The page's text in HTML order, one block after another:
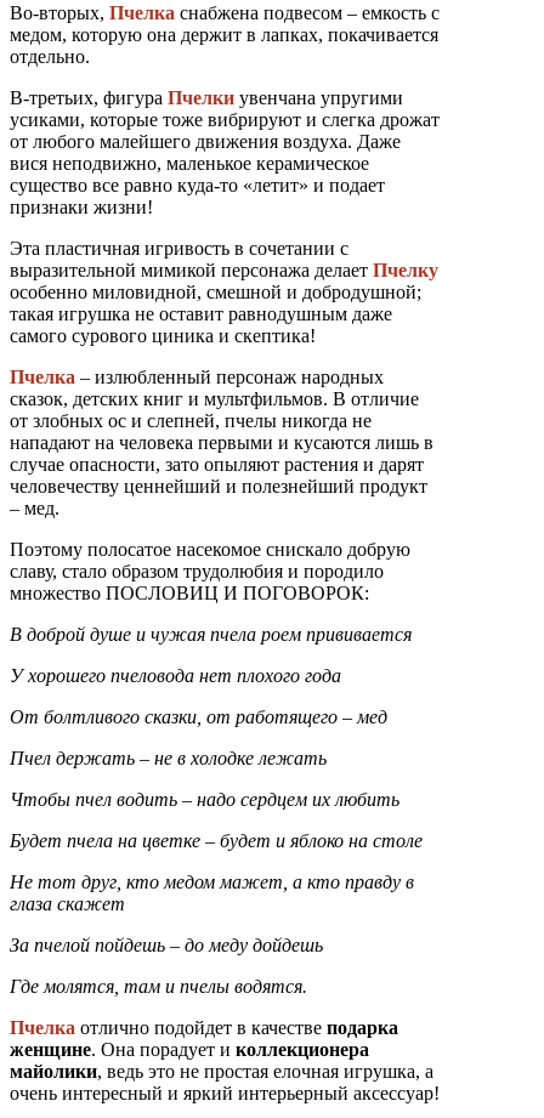
Во-вторых, Пчелка снабжена подвесом – емкость с
медом, которую она держит в лапках, покачивается
отдельно.
В-третьих, фигура Пчелки увенчана упругими
усиками, которые тоже вибрируют и слегка дрожат
от любого малейшего движения воздуха. Даже
вися неподвижно, маленькое керамическое
существо все равно куда-то «летит» и подает
признаки жизни!
Эта пластичная игривость в сочетании с
выразительной мимикой персонажа делает Пчелку
особенно миловидной, смешной и добродушной;
такая игрушка не оставит равнодушным даже
самого сурового циника и скептика!
Пчелка – излюбленный персонаж народных
сказок, детских книг и мультфильмов. В отличие
от злобных ос и слепней, пчелы никогда не
нападают на человека первыми и кусаются лишь в
случае опасности, зато опыляют растения и дарят
человечеству ценнейший и полезнейший продукт
– мед.
Поэтому полосатое насекомое снискало добрую
славу, стало образом трудолюбия и породило
множество ПОСЛОВИЦ И ПОГОВОРОК:
В доброй душе и чужая пчела роем прививается
У хорошего пчеловода нет плохого года
От болтливого сказки, от работящего – мед
Пчел держать – не в холодке лежать
Чтобы пчел водить – надо сердцем их любить
Будет пчела на цветке – будет и яблоко на столе
Не тот друг, кто медом мажет, а кто правду в
глаза скажет
За пчелой пойдешь – до меду дойдешь
Где молятся, там и пчелы водятся.
Пчелка отлично подойдет в качестве подарка
женщине. Она порадует и коллекционера
майолики, ведь это не простая елочная игрушка, а
очень интересный и яркий интерьерный аксессуар!